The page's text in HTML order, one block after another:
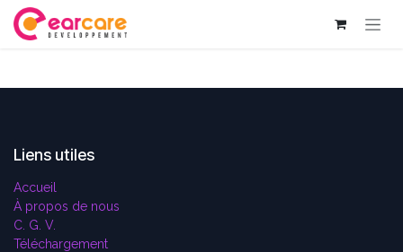
Se rendre au contenu
Liens utiles
Accueil
À propos de nous
C. G. V.
Téléchargement